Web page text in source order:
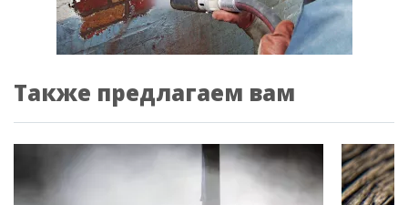
Также предлагаем вам